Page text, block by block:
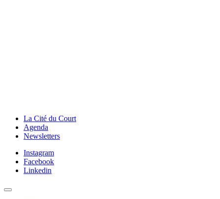
La Cité du Court
Agenda
Newsletters
Instagram
Facebook
Linkedin